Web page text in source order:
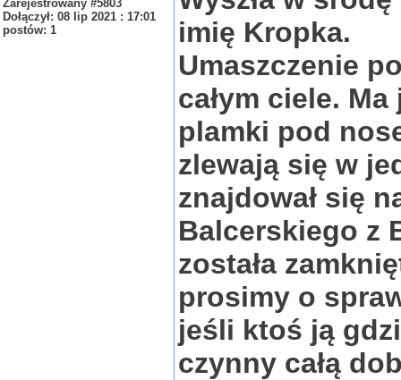
Zarejestrowany #5803
Dołączył: 08 lip 2021 : 17:01
postów: 1
imię Kropka.
Umaszczenie
całym ciele. Ma
plamki pod
zlewają się w
znajdował się
Balcerskiego z
została
prosimy o
jeśli ktoś ją
czynny całą